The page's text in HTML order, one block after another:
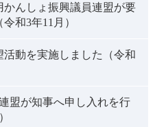
かんしょ振興議員連盟が要
和3年11月）
動を実施しました（令和
盟が知事へ申し入れを行